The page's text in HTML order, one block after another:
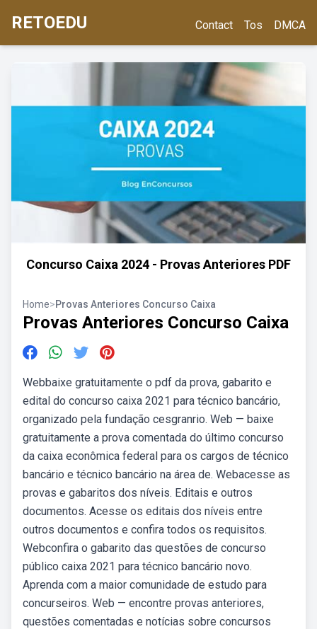
RETOEDU Contact Tos DMCA
Concurso Caixa 2024 - Provas Anteriores PDF
Home>Provas Anteriores Concurso Caixa
Provas Anteriores Concurso Caixa
Webbaixe gratuitamente o pdf da prova, gabarito e
edital do concurso caixa 2021 para técnico bancário,
organizado pela fundação cesgranrio. Web — baixe
gratuitamente a prova comentada do último concurso
da caixa econômica federal para os cargos de técnico
bancário e técnico bancário na área de. Webacesse as
provas e gabaritos dos níveis. Editais e outros
documentos. Acesse os editais dos níveis entre
outros documentos e confira todos os requisitos.
Webconfira o gabarito das questões de concurso
público caixa 2021 para técnico bancário novo.
Aprenda com a maior comunidade de estudo para
concurseiros. Web — encontre provas anteriores,
questões comentadas e notícias sobre concursos